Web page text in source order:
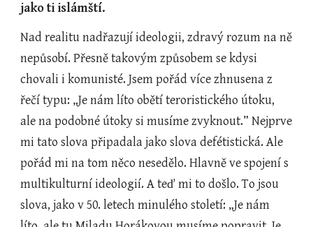
jako ti islámští.
Nad realitu nadřazují ideologii, zdravý rozum na ně
nepůsobí. Přesně takovým způsobem se kdysi
chovali i komunisté. Jsem pořád více zhnusena z
řečí typu: „Je nám líto obětí teroristického útoku,
ale na podobné útoky si musíme zvyknout.” Nejprve
mi tato slova připadala jako slova defétistická. Ale
pořád mi na tom něco nesedělo. Hlavně ve spojení s
multikulturní ideologií. A teď mi to došlo. To jsou
slova, jako v 50. letech minulého století: „Je nám